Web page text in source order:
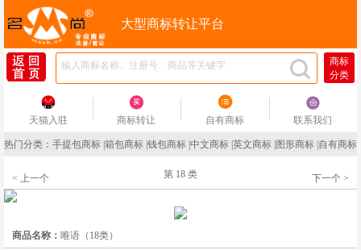
大型商标转让平台
商标
分类
天猫入驻 商标转让 自有商标 联系我们
热门分类： 手提包商标 箱包商标 钱包商标 中文商标 英文商标 图形商标 自有商标
< 上一个 第 18 类 下一个 >
商品名称： 唯语（18类）